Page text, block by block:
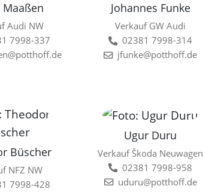
Maaßen
Audi NW
7998-337
Johannes Funke
Verkauf GW Audi
02381 7998-314
jfunke@potthoff.de
Büscher
NFZ NW
7998-428
Ugur Duru
Verkauf Škoda Neuwagen
02381 7998-958
uduru@potthoff.de